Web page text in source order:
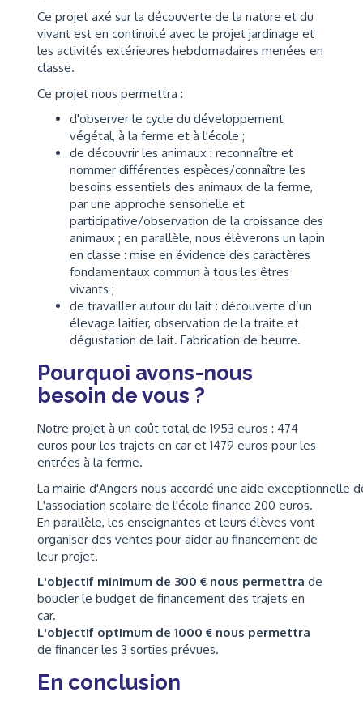
Ce projet axé sur la découverte de la nature et du
vivant est en continuité avec le projet jardinage et
les activités extérieures hebdomadaires menées en
classe.
Ce projet nous permettra :
d'observer le cycle du développement
végétal, à la ferme et à l'école ;
de découvrir les animaux : reconnaître et
nommer différentes espèces/connaître les
besoins essentiels des animaux de la ferme,
par une approche sensorielle et
participative/observation de la croissance des
animaux ; en parallèle, nous élèverons un lapin
en classe : mise en évidence des caractères
fondamentaux commun à tous les êtres
vivants ;
de travailler autour du lait : découverte d’un
élevage laitier, observation de la traite et
dégustation de lait. Fabrication de beurre.
Pourquoi avons-nous
besoin de vous ?
Notre projet à un coût total de 1953 euros : 474
euros pour les trajets en car et 1479 euros pour les
entrées à la ferme.
La mairie d'Angers nous accordé une aide exceptionnelle
L'association scolaire de l'école finance 200 euros.
En parallèle, les enseignantes et leurs élèves vont
organiser des ventes pour aider au financement de
leur projet.
L'objectif minimum de 300 € nous permettra de
boucler le budget de financement des trajets en
car.
L'objectif optimum de 1000 € nous permettra
de financer les 3 sorties prévues.
En conclusion